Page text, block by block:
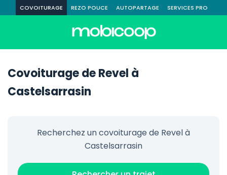
COVOITURAGE REZO POUCE AUTOPARTAGE SERVICES PRO
Covoiturage de Revel à
Castelsarrasin
Recherchez un covoiturage de Revel à
Castelsarrasin